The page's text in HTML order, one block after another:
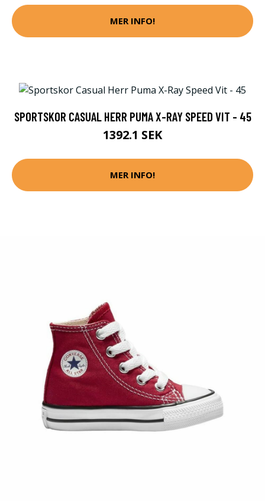
MER INFO!
SPORTSKOR CASUAL HERR PUMA X-RAY SPEED VIT - 45
1392.1 SEK
MER INFO!